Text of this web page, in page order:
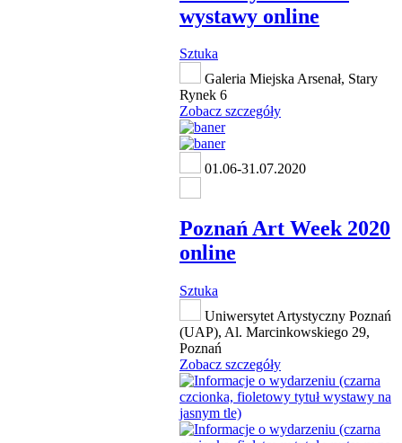
wystawy online
Sztuka
Galeria Miejska Arsenał, Stary
Rynek 6
Zobacz szczegóły
01.06-31.07.2020
Poznań Art Week 2020
online
Sztuka
Uniwersytet Artystyczny Poznań
(UAP), Al. Marcinkowskiego 29,
Poznań
Zobacz szczegóły